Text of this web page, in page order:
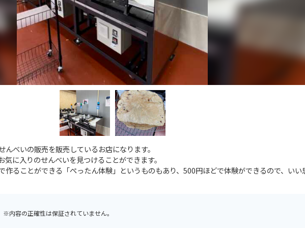
べいの販売を販売しているお店になります。
に入りのせんべいを見つけることができます。
作ることができる「ぺったん体験」というものもあり、500円ほどで体験ができるので、いい
※内容の正確性は保証されていません。